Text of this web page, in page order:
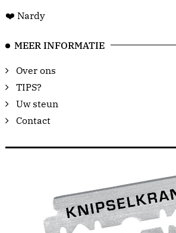
❤️ Nardy
MEER INFORMATIE
Over ons
TIPS?
Uw steun
Contact